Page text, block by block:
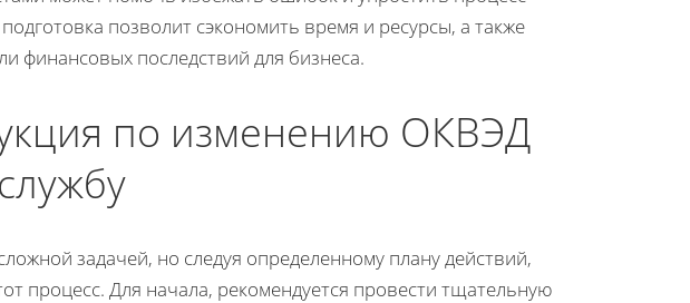
позволит сэкономить время и ресурсы, а также
финансовых последствий для бизнеса.
по изменению ОКВЭД
задачей, но следуя определенному плану действий,
процесс. Для начала, рекомендуется провести тщательную